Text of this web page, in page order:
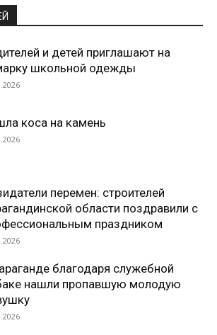
и детей приглашают на
школьной одежды
коса на камень
перемен: строителей
области поздравили с
праздником
благодаря служебной
нашли пропавшую молодую